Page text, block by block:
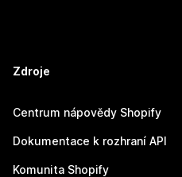
Zdroje
Centrum nápovědy Shopify
Dokumentace k rozhraní API
Komunita Shopify